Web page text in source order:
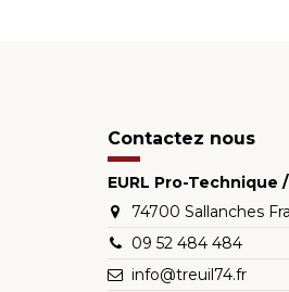
Contactez nous
EURL Pro-Technique
74700 Sallanches
09 52 484 484
info@treuil74.fr